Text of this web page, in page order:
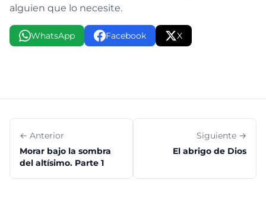
alguien que lo necesite.
WhatsApp Facebook X
← Anterior
Morar bajo la sombra
del altísimo. Parte 1
Siguiente →
El abrigo de Dios